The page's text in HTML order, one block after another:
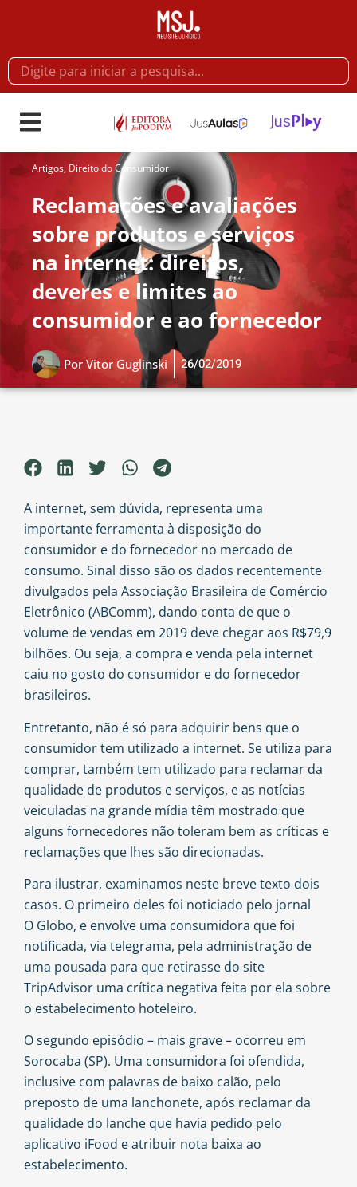
Artigos, Direito do Consumidor
Reclamações e avaliações
sobre produtos e serviços
na internet: direitos,
deveres e limites ao
consumidor e ao fornecedor
Por Vitor Guglinski 26/02/2019
A internet, sem dúvida, representa uma
importante ferramenta à disposição do
consumidor e do fornecedor no mercado de
consumo. Sinal disso são os dados recentemente
divulgados pela Associação Brasileira de Comércio
Eletrônico (ABComm), dando conta de que o
volume de vendas em 2019 deve chegar aos R$79,9
bilhões. Ou seja, a compra e venda pela internet
caiu no gosto do consumidor e do fornecedor
brasileiros.
Entretanto, não é só para adquirir bens que o
consumidor tem utilizado a internet. Se utiliza para
comprar, também tem utilizado para reclamar da
qualidade de produtos e serviços, e as notícias
veiculadas na grande mídia têm mostrado que
alguns fornecedores não toleram bem as críticas e
reclamações que lhes são direcionadas.
Para ilustrar, examinamos neste breve texto dois
casos. O primeiro deles foi noticiado pelo jornal
O Globo, e envolve uma consumidora que foi
notificada, via telegrama, pela administração de
uma pousada para que retirasse do site
TripAdvisor uma crítica negativa feita por ela sobre
o estabelecimento hoteleiro.
O segundo episódio – mais grave – ocorreu em
Sorocaba (SP). Uma consumidora foi ofendida,
inclusive com palavras de baixo calão, pelo
preposto de uma lanchonete, após reclamar da
qualidade do lanche que havia pedido pelo
aplicativo iFood e atribuir nota baixa ao
estabelecimento.